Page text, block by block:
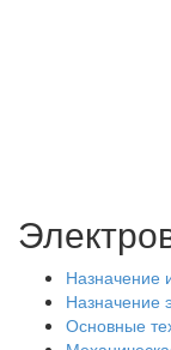
Назначение
Назначение
Основные